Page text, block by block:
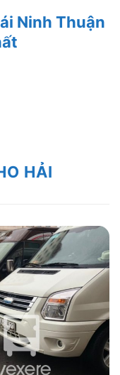
Ninh Thuận
HẢI